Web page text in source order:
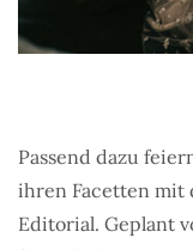
Passend dazu
ihren Facetten mit
Editorial. Geplant